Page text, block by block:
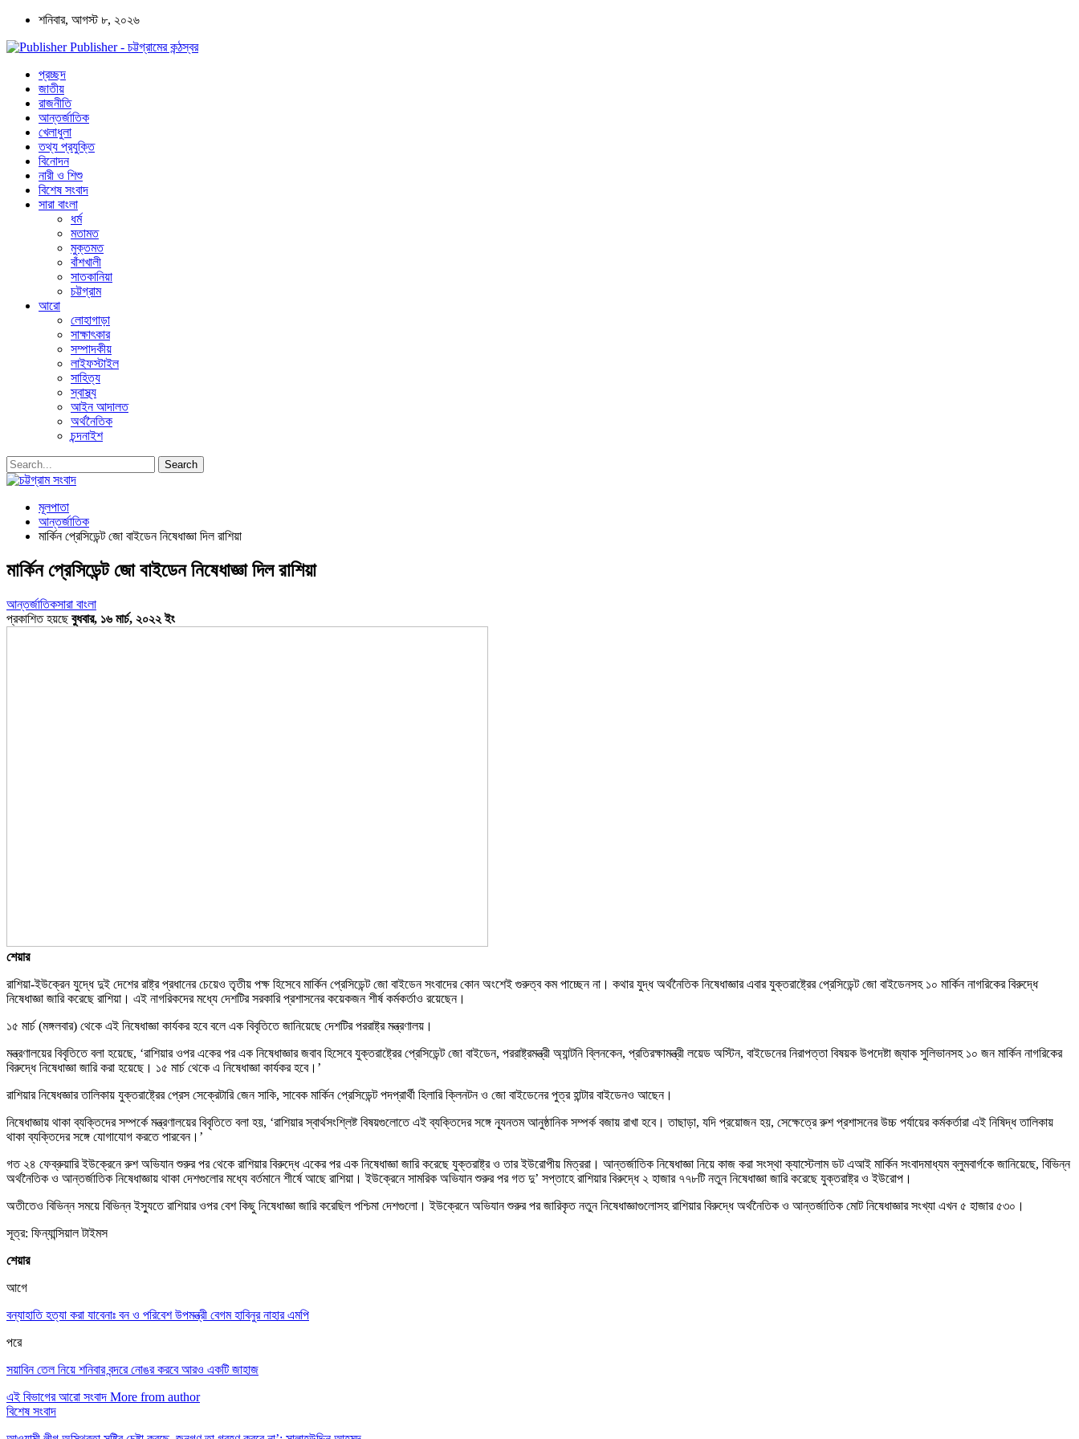
শনিবার, আগস্ট ৮, ২০২৬
Publisher - চট্টগ্রামের কন্ঠস্বর
প্রচ্ছদ
জাতীয়
রাজনীতি
আন্তর্জাতিক
খেলাধুলা
তথ্য প্রযুক্তি
বিনোদন
নারী ও শিশু
বিশেষ সংবাদ
সারা বাংলা
ধর্ম
মতামত
মুক্তমত
বাঁশখালী
সাতকানিয়া
চট্টগ্রাম
আরো
লোহাগাড়া
সাক্ষাৎকার
সম্পাদকীয়
লাইফস্টাইল
সাহিত্য
স্বাস্থ্য
আইন আদালত
অর্থনৈতিক
চন্দনাইশ
মূলপাতা
আন্তর্জাতিক
মার্কিন প্রেসিডেন্ট জো বাইডেন নিষেধাজ্ঞা দিল রাশিয়া
মার্কিন প্রেসিডেন্ট জো বাইডেন নিষেধাজ্ঞা দিল রাশিয়া
আন্তর্জাতিকসারা বাংলা
প্রকাশিত হয়ছেবুধবার, ১৬ মার্চ, ২০২২ ইং
শেয়ার
রাশিয়া-ইউক্রেন যুদ্ধে দুই দেশের রাষ্ট্র প্রধানের চেয়েও তৃতীয় পক্ষ হিসেবে মার্কিন প্রেসিডেন্ট জো বাইডেন সংবাদের কোন অংশেই গুরুত্ব কম পাচ্ছেন না। কথার যুদ্ধ অর্থনৈতিক নিষেধাজ্ঞার এবার যুক্তরাষ্ট্রের প্রেসিডেন্ট জো বাইডেনসহ ১০ মার্কিন নাগরিকের বিরুদ্ধে
নিষেধাজ্ঞা জারি করেছে রাশিয়া। এই নাগরিকদের মধ্যে দেশটির সরকারি প্রশাসনের কয়েকজন শীর্ষ কর্মকর্তাও রয়েছেন।
১৫ মার্চ (মঙ্গলবার) থেকে এই নিষেধাজ্ঞা কার্যকর হবে বলে এক বিবৃতিতে জানিয়েছে দেশটির পররাষ্ট্র মন্ত্রণালয়।
মন্ত্রণালয়ের বিবৃতিতে বলা হয়েছে, ‘রাশিয়ার ওপর একের পর এক নিষেধাজ্ঞার জবাব হিসেবে যুক্তরাষ্ট্রের প্রেসিডেন্ট জো বাইডেন, পররাষ্ট্রমন্ত্রী অ্যান্টনি ব্লিনকেন, প্রতিরক্ষামন্ত্রী লয়েড অস্টিন, বাইডেনের নিরাপত্তা বিষয়ক উপদেষ্টা জ্যাক সুলিভানসহ ১০ জন মার্কিন নাগরিকের
বিরুদ্ধে নিষেধাজ্ঞা জারি করা হয়েছে। ১৫ মার্চ থেকে এ নিষেধাজ্ঞা কার্যকর হবে।’
রাশিয়ার নিষেধজ্ঞার তালিকায় যুক্তরাষ্ট্রের প্রেস সেক্রেটারি জেন সাকি, সাবেক মার্কিন প্রেসিডেন্ট পদপ্রার্থী হিলারি ক্লিনটন ও জো বাইডেনের পুত্র হান্টার বাইডেনও আছেন।
নিষেধাজ্ঞায় থাকা ব্যক্তিদের সম্পর্কে মন্ত্রণালয়ের বিবৃতিতে বলা হয়, ‘রাশিয়ার স্বার্থসংশ্লিষ্ট বিষয়গুলোতে এই ব্যক্তিদের সঙ্গে ন্যূনতম আনুষ্ঠানিক সম্পর্ক বজায় রাখা হবে। তাছাড়া, যদি প্রয়োজন হয়, সেক্ষেত্রে রুশ প্রশাসনের উচ্চ পর্যায়ের কর্মকর্তারা এই নিষিদ্ধ তালিকায়
থাকা ব্যক্তিদের সঙ্গে যোগাযোগ করতে পারবেন।’
গত ২৪ ফেব্রুয়ারি ইউক্রেনে রুশ অভিযান শুরুর পর থেকে রাশিয়ার বিরুদ্ধে একের পর এক নিষেধাজ্ঞা জারি করেছে যুক্তরাষ্ট্র ও তার ইউরোপীয় মিত্ররা। আন্তর্জাতিক নিষেধাজ্ঞা নিয়ে কাজ করা সংস্থা ক্যাস্টেলাম ডট এআই মার্কিন সংবাদমাধ্যম ব্লুমবার্গকে জানিয়েছে, বিভিন্ন
অর্থনৈতিক ও আন্তর্জাতিক নিষেধাজ্ঞায় থাকা দেশগুলোর মধ্যে বর্তমানে শীর্ষে আছে রাশিয়া। ইউক্রেনে সামরিক অভিযান শুরুর পর গত দু’ সপ্তাহে রাশিয়ার বিরুদ্ধে ২ হাজার ৭৭৮টি নতুন নিষেধাজ্ঞা জারি করেছে যুক্তরাষ্ট্র ও ইউরোপ।
অতীতেও বিভিন্ন সময়ে বিভিন্ন ইস্যুতে রাশিয়ার ওপর বেশ কিছু নিষেধাজ্ঞা জারি করেছিল পশ্চিমা দেশগুলো। ইউক্রেনে অভিযান শুরুর পর জারিকৃত নতুন নিষেধাজ্ঞাগুলোসহ রাশিয়ার বিরুদ্ধে অর্থনৈতিক ও আন্তর্জাতিক মোট নিষেধাজ্ঞার সংখ্যা এখন ৫ হাজার ৫৩০।
সূত্র: ফিন্যান্সিয়াল টাইমস
শেয়ার
আগে
বন্যাহাতি হত্যা করা যাবেনাঃ বন ও পরিবেশ উপমন্ত্রী বেগম হাবিনুর নাহার এমপি
পরে
সয়াবিন তেল নিয়ে শনিবার বন্দরে নোঙর করবে আরও একটি জাহাজ
এই বিভাগের আরো সংবাদ More from author
বিশেষ সংবাদ